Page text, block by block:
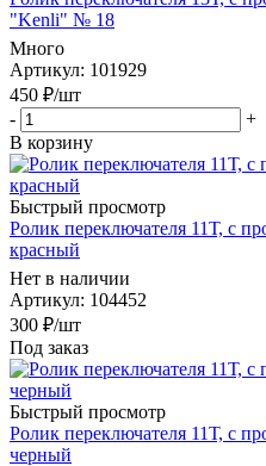
"Kenli" № 18
Много
Артикул: 101929
450 ₽/шт
-
+
В корзину
Быстрый просмотр
Ролик переключателя 11Т, c
красный
Нет в наличии
Артикул: 104452
300 ₽/шт
Под заказ
Быстрый просмотр
Ролик переключателя 11Т, c
черный